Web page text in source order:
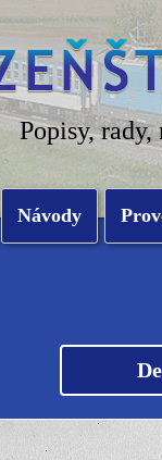
Popisy,
Návody